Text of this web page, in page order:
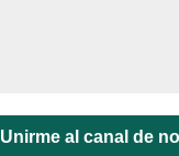
Unirme al canal de